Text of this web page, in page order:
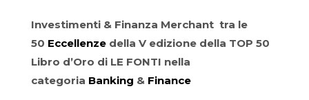
Investimenti & Finanza Merchant tra le
50 Eccellenze della V edizione della TOP 50
Libro d’Oro di LE FONTI nella
categoria Banking & Finance